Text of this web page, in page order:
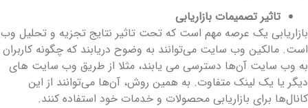
تاثیر تصمیمات بازاریابی
بازاریابی یک عرصه مهم است که تحت تاثیر نتایج ‌تجزیه و تحلیل وب
است. مالکین وب سایت می‌توانند به وضوح دریابند که چگونه کاربران
به وب سایت آن‌ها دسترسی می ‌یابند، مثلا از طریق وب سایت ‌های
دیگر یا یک لینک متفاوت. به همین روش، آن‌ها می‌توانند از این
کانال‌ها برای بازاریابی محصولات و خدمات خود استفاده کنند.